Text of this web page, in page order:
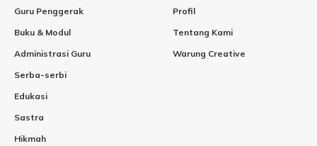
Guru Penggerak
Buku & Modul
Administrasi Guru
Serba-serbi
Edukasi
Sastra
Hikmah
Profil
Tentang Kami
Warung Creative